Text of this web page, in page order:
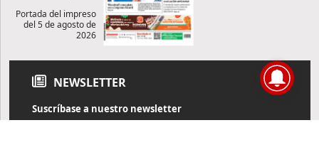
Portada del impreso
del 5 de agosto de
2026
NEWSLETTER
Suscríbase a nuestro newsletter
Reciba diariamente información de actualidad directamente en